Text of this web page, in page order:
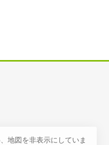
地図を非表示にしていま